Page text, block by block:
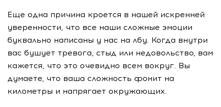
Еще одна причина кроется в нашей искренней
уверенности, что все наши сложные эмоции
буквально написаны у нас на лбу. Когда внутри
вас бушует тревога, стыд или недовольство, вам
кажется, что это очевидно всем вокруг. Вы
думаете, что ваша сложность фонит на
километры и напрягает окружающих.